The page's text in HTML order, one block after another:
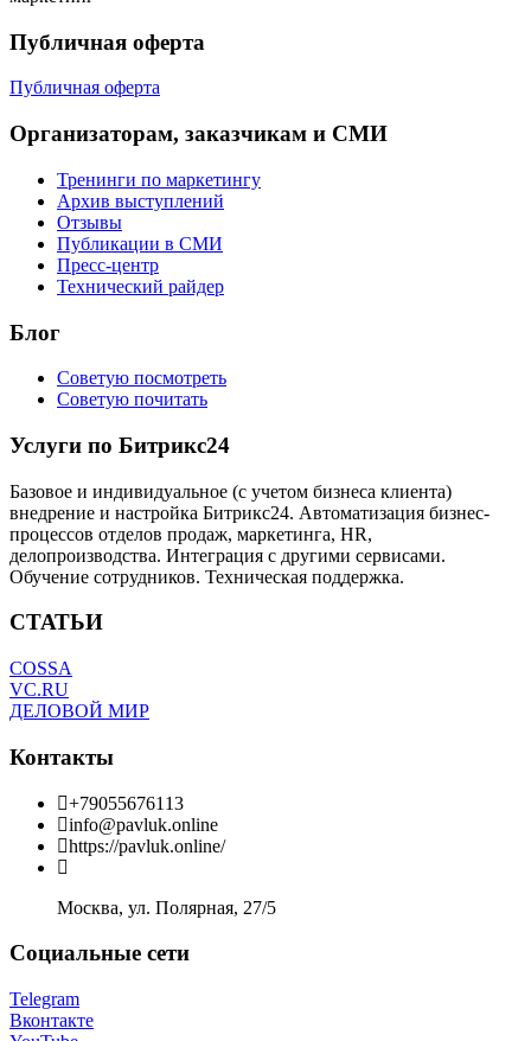
Публичная оферта
Публичная оферта
Организаторам, заказчикам и СМИ
Тренинги по маркетингу
Архив выступлений
Отзывы
Публикации в СМИ
Пресс-центр
Технический райдер
Блог
Советую посмотреть
Советую почитать
Услуги по Битрикс24
Базовое и индивидуальное (с учетом бизнеса клиента)
внедрение и настройка Битрикс24. Автоматизация бизнес-
процессов отделов продаж, маркетинга, HR,
делопроизводства. Интеграция с другими сервисами.
Обучение сотрудников. Техническая поддержка.
СТАТЬИ
COSSA
VC.RU
ДЕЛОВОЙ МИР
Контакты
+79055676113
info@pavluk.online
https://pavluk.online/
Москва, ул. Полярная, 27/5
Социальные сети
Telegram
Вконтакте